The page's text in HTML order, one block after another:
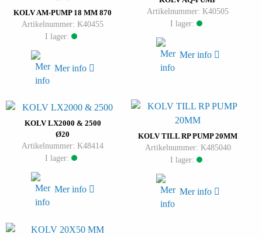
KOLV AM-PUMP 18 MM 870
Artikelnummer: K40455
I lager:
Mer info
Artikelnummer: K40505
I lager:
Mer info
KOLV LX2000 & 2500
Ø20
Artikelnummer: K48414
I lager:
Mer info
KOLV TILL RP PUMP 20MM
Artikelnummer: K485040
I lager:
Mer info